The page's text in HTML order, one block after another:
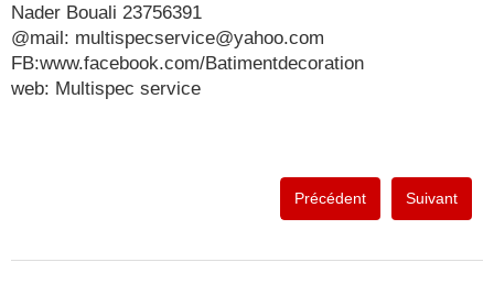
Nader Bouali 23756391
@mail: multispecservice@yahoo.com
FB:www.facebook.com/Batimentdecoration
web: Multispec service
Précédent Suivant